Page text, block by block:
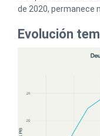
de 2020, permanece
Evolución